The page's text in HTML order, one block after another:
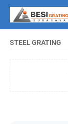
STEEL GRATING